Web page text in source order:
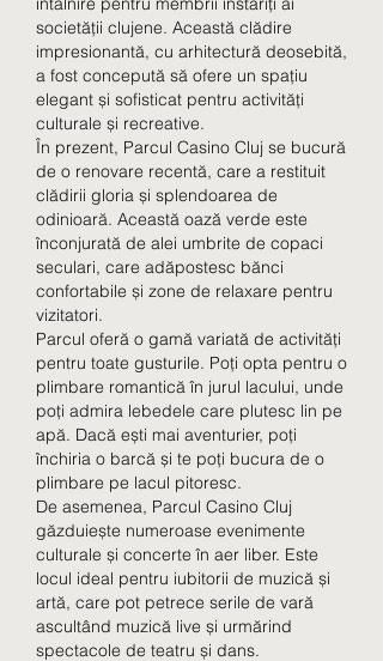
societății clujene. Această clădire
impresionantă, cu arhitectură deosebită,
a fost concepută să ofere un spațiu
elegant și sofisticat pentru activități
culturale și recreative.
În prezent, Parcul Casino Cluj se bucură
de o renovare recentă, care a restituit
clădirii gloria și splendoarea de
odinioară. Această oază verde este
înconjurată de alei umbrite de copaci
seculari, care adăpostesc bănci
confortabile și zone de relaxare pentru
vizitatori.
Parcul oferă o gamă variată de activități
pentru toate gusturile. Poți opta pentru o
plimbare romantică în jurul lacului, unde
poți admira lebedele care plutesc lin pe
apă. Dacă ești mai aventurier, poți
închiria o barcă și te poți bucura de o
plimbare pe lacul pitoresc.
De asemenea, Parcul Casino Cluj
găzduiește numeroase evenimente
culturale și concerte în aer liber. Este
locul ideal pentru iubitorii de muzică și
artă, care pot petrece serile de vară
ascultând muzică live și urmărind
spectacole de teatru și dans.